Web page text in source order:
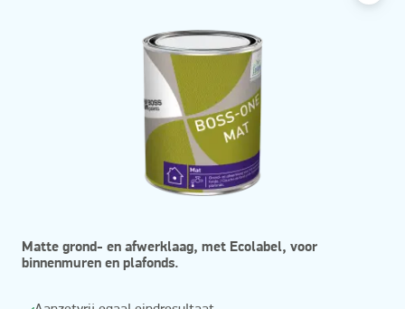
Matte grond- en afwerklaag, met Ecolabel, voor
binnenmuren en plafonds.